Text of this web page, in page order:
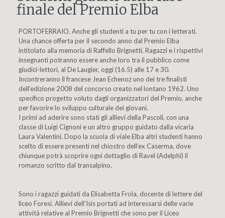
finale del Premio Elba
PORTOFERRAIO. Anche gli studenti a tu per tu con i letterati.
Una chance offerta per il secondo anno dal Premio Elba
intitolato alla memoria di Raffello Brignetti. Ragazzi e i rispettivi
insegnanti potranno essere anche loro tra il pubblico come
giudici-lettori, al De Laugier, oggi (16.5) alle 17 e 30.
Incontreranno il francese Jean Echenoz uno dei tre finalisti
dell’edizione 2008 del concorso creato nel lontano 1962. Uno
specifico progetto voluto dagli organizzatori del Premio, anche
per favorire lo sviluppo culturale dei giovani.
I primi ad aderire sono stati gli allievi della Pascoli, con una
classe di Luigi Cignoni e un altro gruppo guidato dalla vicaria
Laura Valentini. Dopo la scuola di viale Elba altri studenti hanno
scelto di essere presenti nel chiostro dell’ex Caserma, dove
chiunque potrà scoprire ogni dettaglio di Ravel (Adelphi) il
romanzo scritto dal transalpino.
Sono i ragazzi guidati da Elisabetta Frola, docente di lettere del
liceo Foresi. Allievi dell’Isis portati ad interessarsi delle varie
attività relative al Premio Brignetti che sono per il Liceo